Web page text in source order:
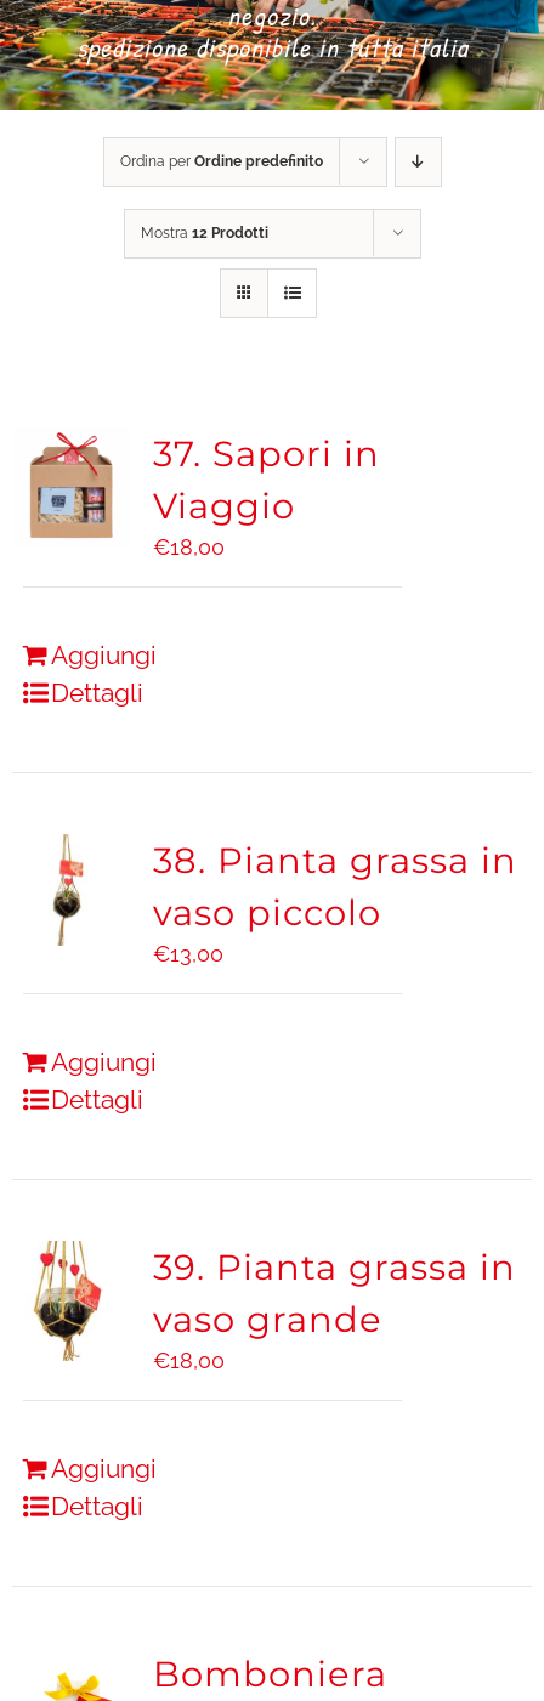
DONA ORA
CARRELLO
negozio.
spedizione disponibile in tutta italia
Ordina per Ordine predefinito
Mostra 12 Prodotti
37. Sapori in
Viaggio
€18,00
Aggiungi
Dettagli
38. Pianta grassa in
vaso piccolo
€13,00
Aggiungi
Dettagli
39. Pianta grassa in
vaso grande
€18,00
Aggiungi
Dettagli
Bomboniera